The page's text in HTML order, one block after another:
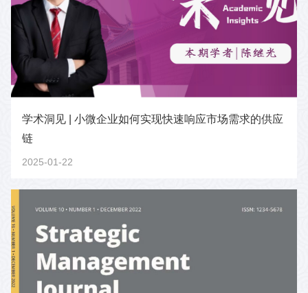
学术洞见 | 小微企业如何实现快速响应市场需求的供应
链
2025-01-22